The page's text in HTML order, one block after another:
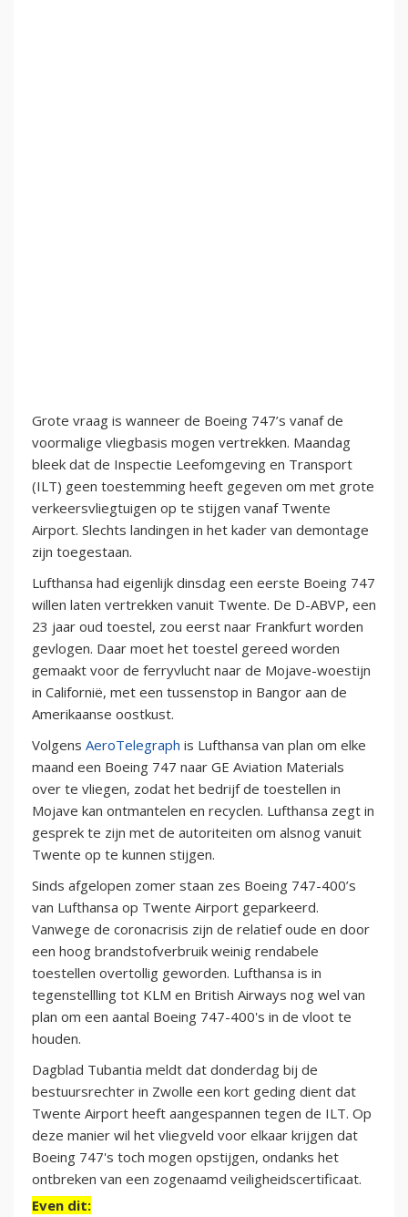
Grote vraag is wanneer de Boeing 747’s vanaf de
voormalige vliegbasis mogen vertrekken. Maandag
bleek dat de Inspectie Leefomgeving en Transport
(ILT) geen toestemming heeft gegeven om met grote
verkeersvliegtuigen op te stijgen vanaf Twente
Airport. Slechts landingen in het kader van demontage
zijn toegestaan.
Lufthansa had eigenlijk dinsdag een eerste Boeing 747
willen laten vertrekken vanuit Twente. De D-ABVP, een
23 jaar oud toestel, zou eerst naar Frankfurt worden
gevlogen. Daar moet het toestel gereed worden
gemaakt voor de ferryvlucht naar de Mojave-woestijn
in Californië, met een tussenstop in Bangor aan de
Amerikaanse oostkust.
Volgens AeroTelegraph is Lufthansa van plan om elke
maand een Boeing 747 naar GE Aviation Materials
over te vliegen, zodat het bedrijf de toestellen in
Mojave kan ontmantelen en recyclen. Lufthansa zegt in
gesprek te zijn met de autoriteiten om alsnog vanuit
Twente op te kunnen stijgen.
Sinds afgelopen zomer staan zes Boeing 747-400’s
van Lufthansa op Twente Airport geparkeerd.
Vanwege de coronacrisis zijn de relatief oude en door
een hoog brandstofverbruik weinig rendabele
toestellen overtollig geworden. Lufthansa is in
tegenstellling tot KLM en British Airways nog wel van
plan om een aantal Boeing 747-400's in de vloot te
houden.
Dagblad Tubantia meldt dat donderdag bij de
bestuursrechter in Zwolle een kort geding dient dat
Twente Airport heeft aangespannen tegen de ILT. Op
deze manier wil het vliegveld voor elkaar krijgen dat
Boeing 747's toch mogen opstijgen, ondanks het
ontbreken van een zogenaamd veiligheidscertificaat.
Even dit: